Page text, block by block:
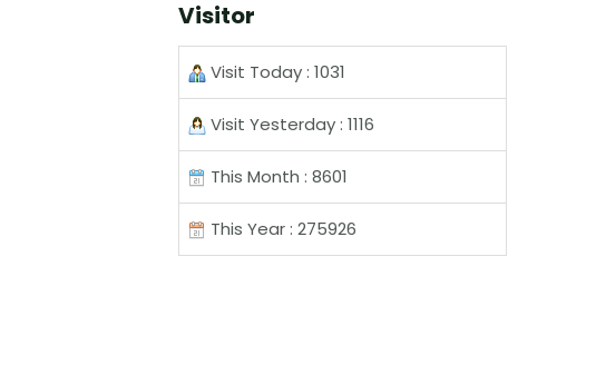
Visitor
Visit Today : 1031
Visit Yesterday : 1116
This Month : 8601
This Year : 275926